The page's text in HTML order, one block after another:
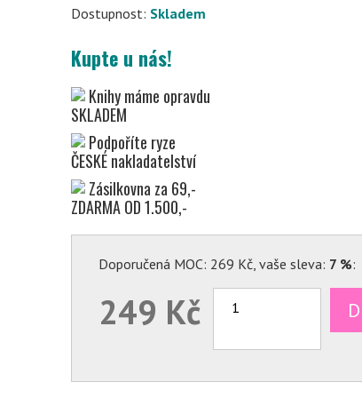
Dostupnost: Skladem
Kupte u nás!
Knihy máme opravdu
SKLADEM
Podpoříte ryze
ČESKÉ nakladatelství
Zásilkovna za 69,-
ZDARMA OD 1.500,-
Doporučená MOC: 269 Kč, vaše sleva: 7 %:
249 Kč